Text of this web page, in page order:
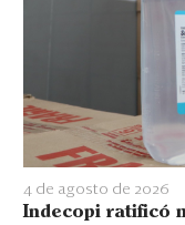
4 de agosto de 2026
Indecopi ratificó